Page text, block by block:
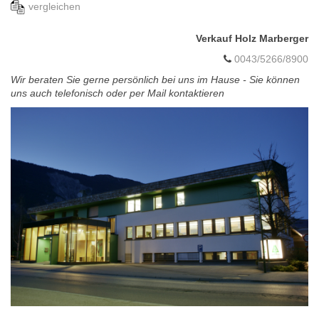
vergleichen
Verkauf Holz Marberger
0043/5266/8900
Wir beraten Sie gerne persönlich bei uns im Hause - Sie können
uns auch telefonisch oder per Mail kontaktieren